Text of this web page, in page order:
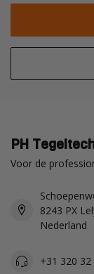
PH
Voor de
8243 PX
Nederland
+31 320 32